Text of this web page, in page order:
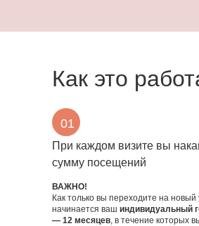
Как это
При каждом визите вы
сумму посещений
01
ВАЖНО!
Как только вы переходите на новый
начинается ваш индивидуальный
— 12 месяцев, в течение которых